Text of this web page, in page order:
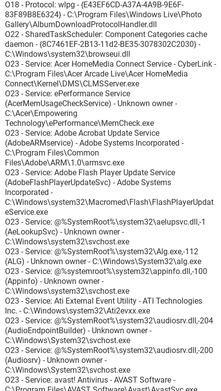
O18 - Protocol: wlpg - {E43EF6CD-A37A-4A9B-9E6F-
83F89B8E6324} - C:\Program Files\Windows Live\Photo
Gallery\AlbumDownloadProtocolHandler.dll
O22 - SharedTaskScheduler: Component Categories cache
daemon - {8C7461EF-2B13-11d2-BE35-3078302C2030} -
C:\Windows\system32\browseui.dll
O23 - Service: Acer HomeMedia Connect Service - CyberLink -
C:\Program Files\Acer Arcade Live\Acer HomeMedia
Connect\Kernel\DMS\CLMSServer.exe
O23 - Service: ePerformance Service
(AcerMemUsageCheckService) - Unknown owner -
C:\Acer\Empowering
Technology\ePerformance\MemCheck.exe
O23 - Service: Adobe Acrobat Update Service
(AdobeARMservice) - Adobe Systems Incorporated -
C:\Program Files\Common
Files\Adobe\ARM\1.0\armsvc.exe
O23 - Service: Adobe Flash Player Update Service
(AdobeFlashPlayerUpdateSvc) - Adobe Systems
Incorporated -
C:\Windows\system32\Macromed\Flash\FlashPlayerUpdat
eService.exe
O23 - Service: @%SystemRoot%\system32\aelupsvc.dll,-1
(AeLookupSvc) - Unknown owner -
C:\Windows\system32\svchost.exe
O23 - Service: @%SystemRoot%\system32\Alg.exe,-112
(ALG) - Unknown owner - C:\Windows\System32\alg.exe
O23 - Service: @%systemroot%\system32\appinfo.dll,-100
(Appinfo) - Unknown owner -
C:\Windows\system32\svchost.exe
O23 - Service: Ati External Event Utility - ATI Technologies
Inc. - C:\Windows\system32\Ati2evxx.exe
O23 - Service: @%SystemRoot%\system32\audiosrv.dll,-204
(AudioEndpointBuilder) - Unknown owner -
C:\Windows\System32\svchost.exe
O23 - Service: @%SystemRoot%\system32\audiosrv.dll,-200
(Audiosrv) - Unknown owner -
C:\Windows\System32\svchost.exe
O23 - Service: avast! Antivirus - AVAST Software -